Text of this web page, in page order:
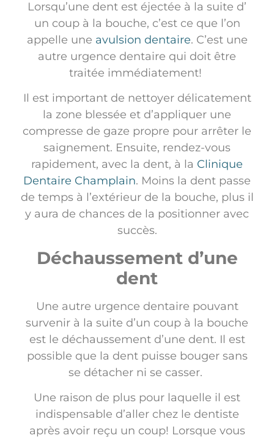
Lorsqu’une dent est éjectée à la suite d’
un coup à la bouche, c’est ce que l’on
appelle une avulsion dentaire. C’est une
autre urgence dentaire qui doit être
traitée immédiatement!
Il est important de nettoyer délicatement
la zone blessée et d’appliquer une
compresse de gaze propre pour arrêter le
saignement. Ensuite, rendez-vous
rapidement, avec la dent, à la Clinique
Dentaire Champlain. Moins la dent passe
de temps à l’extérieur de la bouche, plus il
y aura de chances de la positionner avec
succès.
Déchaussement d’une
dent
Une autre urgence dentaire pouvant
survenir à la suite d’un coup à la bouche
est le déchaussement d’une dent. Il est
possible que la dent puisse bouger sans
se détacher ni se casser.
Une raison de plus pour laquelle il est
indispensable d’aller chez le dentiste
après avoir reçu un coup! Lorsque vous